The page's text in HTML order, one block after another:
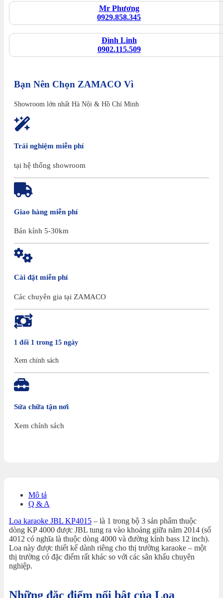
Mr Phương
0929.858.345
Đình Linh
0902.115.509
Bạn Nên Chọn ZAMACO Vì
Showroom lớn nhất Hà Nội & Hồ Chí Minh
Trải nghiệm miễn phí
tại hệ thống showroom
Giao hàng miễn phí
Bán kính 5-30km
Cài đặt miễn phí
Các chuyên gia tại ZAMACO
1 đổi 1 trong 15 ngày
Xem chính sách
Sửa chữa tận nơi
Xem chính sách
Mô tả
Q & A
Loa karaoke JBL KP4015 – là 1 trong bộ 3 sản phẩm thuộc
dòng KP 4000 được JBL tung ra vào khoảng giữa năm 2014 (số
4012 có nghĩa là thuộc dòng 4000 và đường kính bass 12 inch).
Loa này được thiết kế dành riêng cho thị trường karaoke – một
thị trường có đặc điểm rất khác so với các sân khấu chuyên
nghiệp.
Những đặc điểm nổi bật của Loa